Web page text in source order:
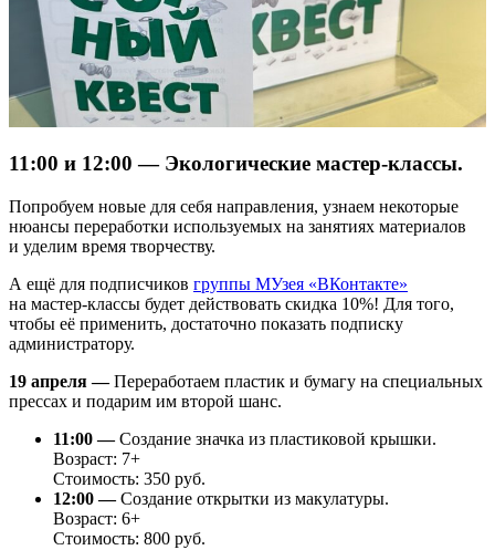
11:00 и 12:00 — Экологические мастер-классы.
Попробуем новые для себя направления, узнаем некоторые
нюансы переработки используемых на занятиях материалов
и уделим время творчеству.
А ещё для подписчиков группы МУзея «ВКонтакте»
на мастер-классы будет действовать скидка 10%! Для того,
чтобы её применить, достаточно показать подписку
администратору.
19 апреля —Переработаем пластик и бумагу на специальных
прессах и подарим им второй шанс.
11:00 —Создание значка из пластиковой крышки.
Возраст: 7+
Стоимость: 350 руб.
12:00 —Создание открытки из макулатуры.
Возраст: 6+
Стоимость: 800 руб.